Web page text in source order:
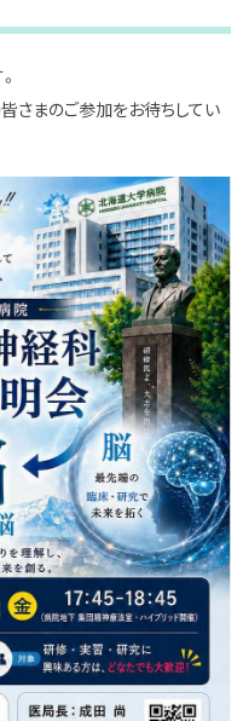
さまのご参加をお待ちしてい